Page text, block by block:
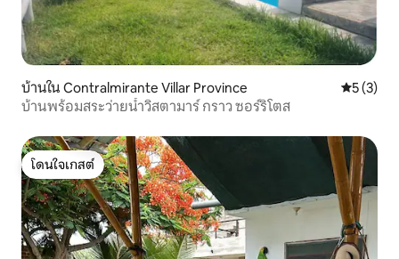
บ้านใน Contralmirante Villar Province คะแนนเฉ
5 (3)
บ้านพร้อมสระว่ายน้ำวิสตามาร์ กราว ซอร์ริโตส
โดนใจเกสต์
โดนใจเกสต์